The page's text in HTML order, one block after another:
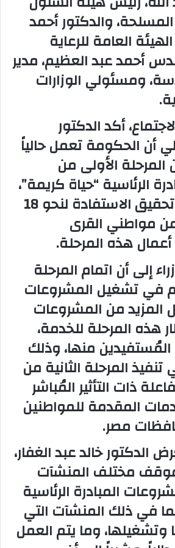
والدكتور أحمد
العامة للرعاية
أحمد عبد العظيم، مدير
ومسئولي الوزارات
أكد الدكتور
الحكومة تعمل حالياً
المرحلة الأولى من
الرئاسية “حياة كريمة”،
بما يُسهم في تحقيق الاستفادة لنحو 18
مواطني القرى
هذه المرحلة.
إلى أن اتمام المرحلة
في تشغيل المشروعات
المزيد من المشروعات
هذه المرحلة للخدمة،
منها، وذلك
المرحلة الثانية من
ذات التأثير المُباشر
المقدمة للمواطنين
مصر.
الدكتور خالد عبد الغفار،
موقف مختلف المنشآت
المبادرة الرئاسية
في ذلك المنشآت التي
وتشغيلها، وما يتم العمل